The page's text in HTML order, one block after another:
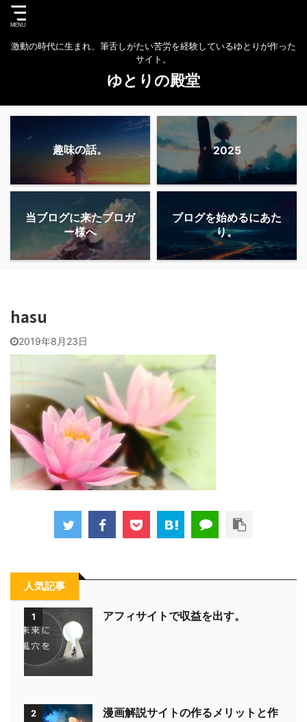
激動の時代に生まれ、筆舌しがたい苦労を経験しているゆとりが作った
サイト。
ゆとりの殿堂
趣味の話。 2025
当ブログに来たブロガ
ー様へ
ブログを始めるにあた
り。
hasu
2019年8月23日
人気記事
1 アフィサイトで収益を出す。
2
漫画解説サイトの作るメリットと作